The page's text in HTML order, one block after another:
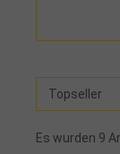
Es wurden 9